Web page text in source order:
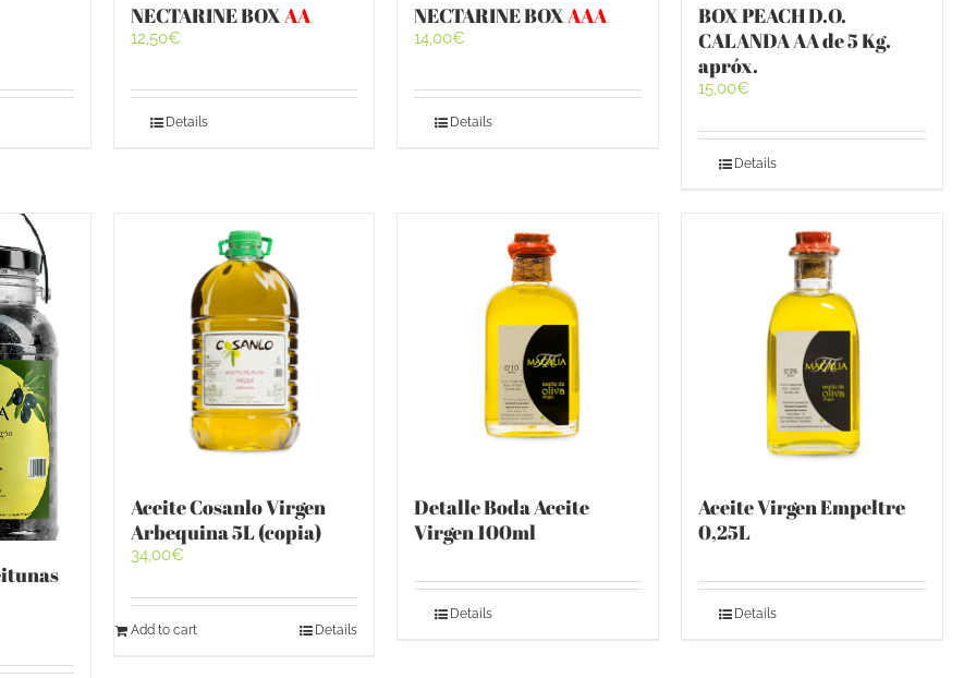
NECTARINE BOX AA
12,50€
Details
NECTARINE BOX AAA
14,00€
Details
BOX PEACH D.O.
CALANDA AA de 5 Kg.
apróx.
15,00€
Details
Aceite Cosanlo Virgen
Arbequina 5L (copia)
34,00€
Add to cart Details
Detalle Boda Aceite
Virgen 100ml
Details
Aceite Virgen Empeltre
0,25L
Details